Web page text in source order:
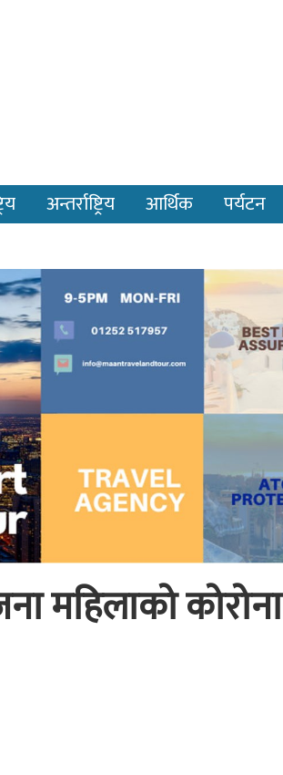
अन्तर्राष्ट्रिय आर्थिक पर्यटन
महिलाको कोरोना